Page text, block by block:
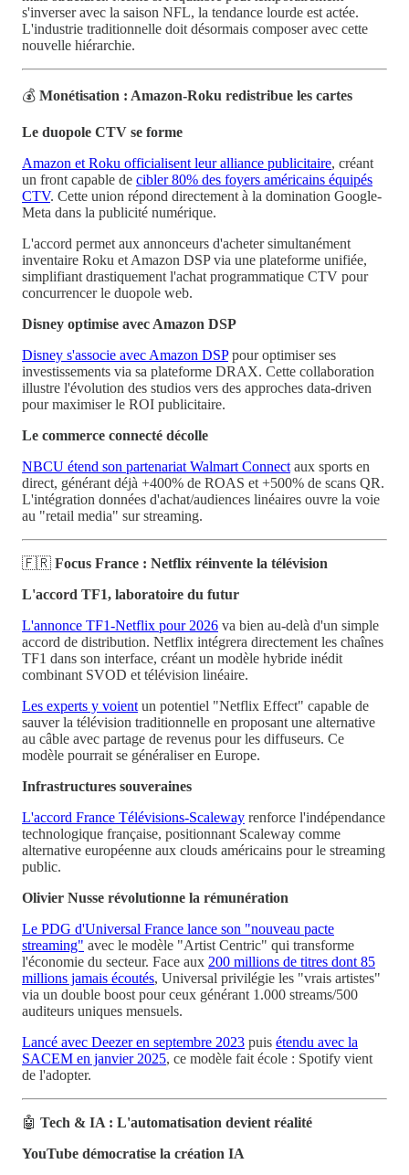
s'inverser avec la saison NFL, la tendance lourde est actée.
L'industrie traditionnelle doit désormais composer avec cette
nouvelle hiérarchie.
💰 Monétisation : Amazon-Roku redistribue les cartes
Le duopole CTV se forme
Amazon et Roku officialisent leur alliance publicitaire, créant
un front capable de cibler 80% des foyers américains équipés
CTV. Cette union répond directement à la domination Google-
Meta dans la publicité numérique.
L'accord permet aux annonceurs d'acheter simultanément
inventaire Roku et Amazon DSP via une plateforme unifiée,
simplifiant drastiquement l'achat programmatique CTV pour
concurrencer le duopole web.
Disney optimise avec Amazon DSP
Disney s'associe avec Amazon DSPpour optimiser ses
investissements via sa plateforme DRAX. Cette collaboration
illustre l'évolution des studios vers des approches data-driven
pour maximiser le ROI publicitaire.
Le commerce connecté décolle
NBCU étend son partenariat Walmart Connect aux sports en
direct, générant déjà +400% de ROAS et +500% de scans QR.
L'intégration données d'achat/audiences linéaires ouvre la voie
au "retail media" sur streaming.
🇫🇷 Focus France : Netflix réinvente la télévision
L'accord TF1, laboratoire du futur
L'annonce TF1-Netflix pour 2026 va bien au-delà d'un simple
accord de distribution. Netflix intégrera directement les chaînes
TF1 dans son interface, créant un modèle hybride inédit
combinant SVOD et télévision linéaire.
Les experts y voient un potentiel "Netflix Effect" capable de
sauver la télévision traditionnelle en proposant une alternative
au câble avec partage de revenus pour les diffuseurs. Ce
modèle pourrait se généraliser en Europe.
Infrastructures souveraines
L'accord France Télévisions-Scaleway renforce l'indépendance
technologique française, positionnant Scaleway comme
alternative européenne aux clouds américains pour le streaming
public.
Olivier Nusse révolutionne la rémunération
Le PDG d'Universal France lance son "nouveau pacte
streaming" avec le modèle "Artist Centric" qui transforme
l'économie du secteur. Face aux 200 millions de titres dont 85
millions jamais écoutés, Universal privilégie les "vrais artistes"
via un double boost pour ceux générant 1.000 streams/500
auditeurs uniques mensuels.
Lancé avec Deezer en septembre 2023 puis étendu avec la
SACEM en janvier 2025, ce modèle fait école : Spotify vient
de l'adopter.
🤖 Tech & IA : L'automatisation devient réalité
YouTube démocratise la création IA